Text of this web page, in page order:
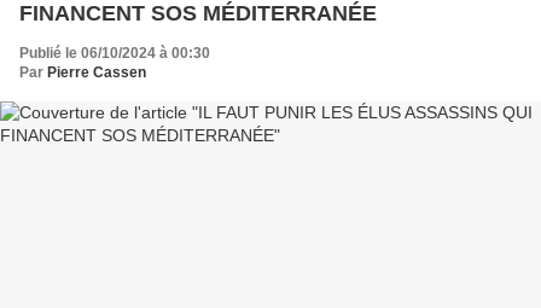
FINANCENT SOS MÉDITERRANÉE
Publié le 06/10/2024 à 00:30
Par Pierre Cassen